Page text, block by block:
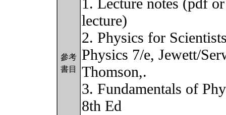
參考
書目
1. Lecture notes (pdf
lecture)
2. Physics for
Physics 7/e, Jewett/
Thomson,.
3. Fundamentals of
8th Ed